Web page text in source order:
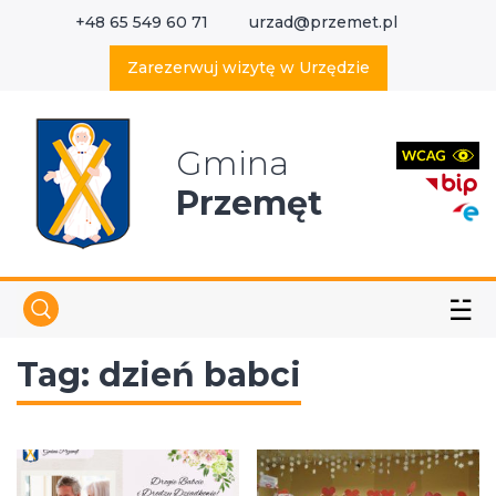
+48 65 549 60 71 urzad@przemet.pl
Zarezerwuj wizytę w Urzędzie
Gmina
Przemęt
☱
Tag: dzień babci
Wyszukaj w serwisie